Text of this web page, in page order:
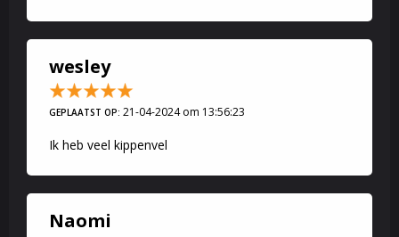
wesley
GEPLAATST OP: 21-04-2024 om 13:56:23
Ik heb veel kippenvel
Naomi